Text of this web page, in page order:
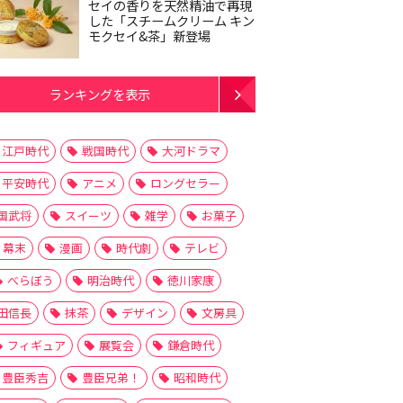
セイの香りを天然精油で再現
した「スチームクリーム キン
モクセイ&茶」新登場
ランキングを表示
江戸時代 戦国時代
大河ドラマ
平安時代
アニメ
ロングセラー
武将
スイーツ 雑学
お菓子
幕末
漫画 時代劇
テレビ
べらぼう
明治時代
徳川家康
信長
抹茶 デザイン
文房具
フィギュア
展覧会
鎌倉時代
豊臣秀吉
豊臣兄弟！
昭和時代